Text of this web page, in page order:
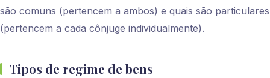
são comuns (pertencem a ambos) e quais são particulares
(pertencem a cada cônjuge individualmente).
Tipos de regime de bens